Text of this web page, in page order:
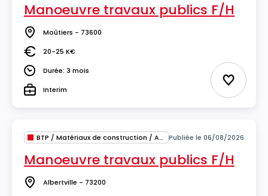
Manoeuvre travaux publics F/H
Lieu Moûtiers - 73600
Salaire20-25 K€
DuréeDurée: 3 mois
TypeInterim Ajouter
BTP / Matériaux de construction / Architecture Publiée le 06/08/2026
Manoeuvre travaux publics F/H
Lieu Albertville - 73200